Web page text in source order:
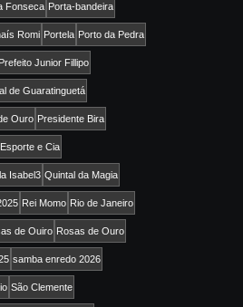
Fonseca Porta-bandeira
Romi Portela Porto da Pedra
Prefeito Junior Fillipo
de Guaratinguetá
Ouro Presidente Bira
e Cia
Isabel3 Quintal da Magia
Rei Momo Rio de Janeiro
de Ouiro Rosas de Ouro
samba enredo 2026
São Clemente